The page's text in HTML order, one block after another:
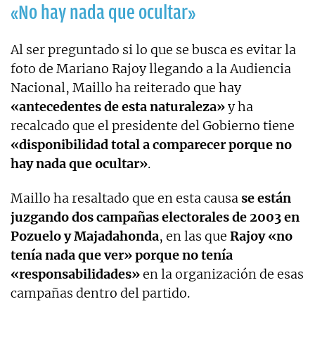
«No hay nada que ocultar»
Al ser preguntado si lo que se busca es evitar la
foto de Mariano Rajoy llegando a la Audiencia
Nacional, Maillo ha reiterado que hay
«antecedentes de esta naturaleza»y ha
recalcado que el presidente del Gobierno tiene
«disponibilidad total a comparecer porque no
hay nada que ocultar».
Maillo ha resaltado que en esta causase están
juzgando dos campañas electorales de 2003 en
Pozuelo y Majadahonda, en las que Rajoy «no
tenía nada que ver» porque no tenía
«responsabilidades»en la organización de esas
campañas dentro del partido.